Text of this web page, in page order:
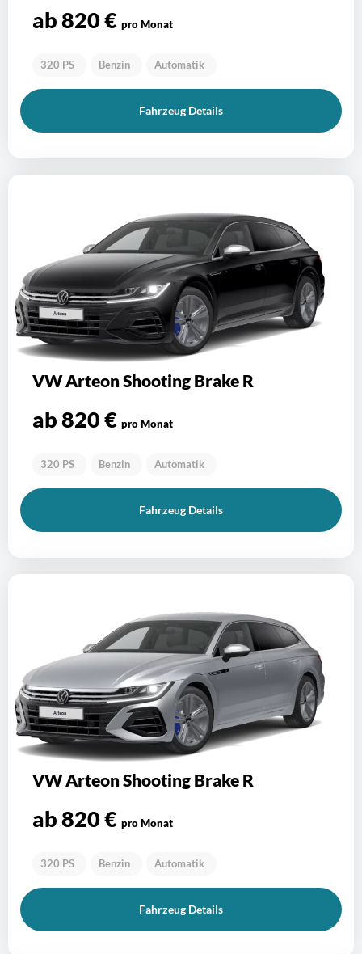
ab 820 € pro Monat
320 PS Benzin Automatik
Fahrzeug Details
VW Arteon Shooting Brake R
ab 820 € pro Monat
320 PS Benzin Automatik
Fahrzeug Details
VW Arteon Shooting Brake R
ab 820 € pro Monat
320 PS Benzin Automatik
Fahrzeug Details